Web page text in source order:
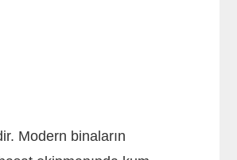
Modern binaların